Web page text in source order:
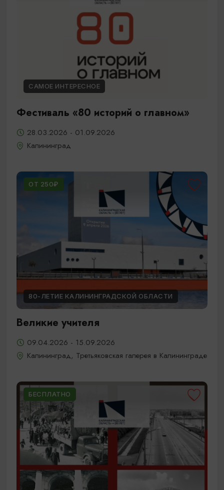
САМОЕ ИНТЕРЕСНОЕ
Фестиваль «80 историй о главном»
28.03.2026 - 01.09.2026
Калининград
ОТ 250₽
80-ЛЕТИЕ КАЛИНИНГРАДСКОЙ ОБЛАСТИ
Великие учителя
09.04.2026 - 15.09.2026
Калининград, Третьяковская галерея в Калининграде
БЕСПЛАТНО